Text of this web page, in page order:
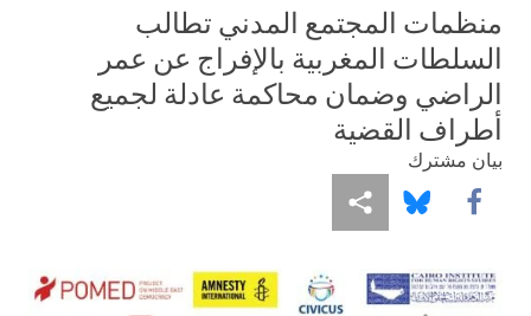
منظمات المجتمع المدني تطالب
السلطات المغربية بالإفراج عن عمر
الراضي وضمان محاكمة عادلة لجميع
أطراف القضية
بيان مشترك
Share this via Facebook
Share this via Bluesky
Share this via مشاركة